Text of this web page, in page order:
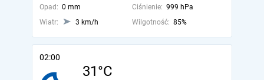
Opad: 0 mm Ciśnienie: 999 hPa
Wiatr:
3 km/h Wilgotność: 85%
02:00
31°C